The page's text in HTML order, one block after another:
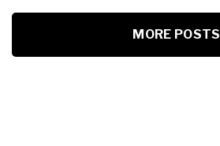
MORE POSTS